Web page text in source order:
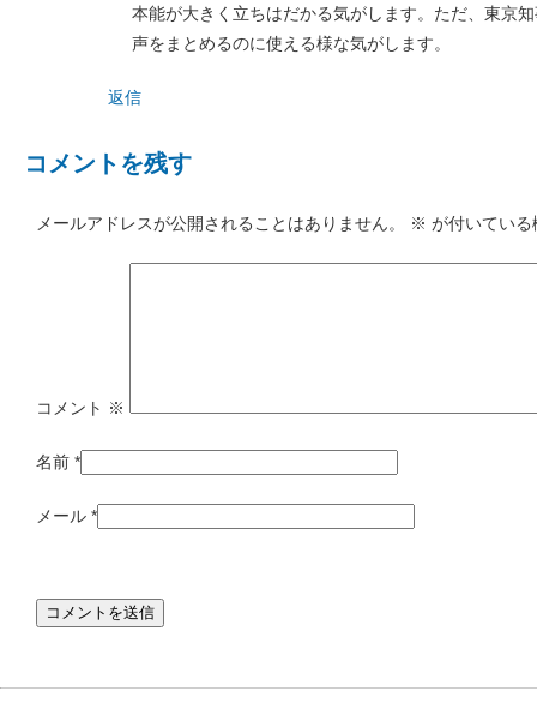
本能が大きく立ちはだかる気がします。ただ、東京
声をまとめるのに使える様な気がします。
返信
コメントを残す
メールアドレスが公開されることはありません。 ※ が付いてい
コメント ※
名前 *
メール *